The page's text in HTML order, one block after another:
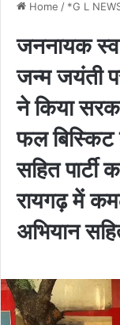
Home / *G L
जननायक
जन्म जयंती
ने किया
फल बिस्किट
सहित पार्टी
रायगढ़ में
अभियान